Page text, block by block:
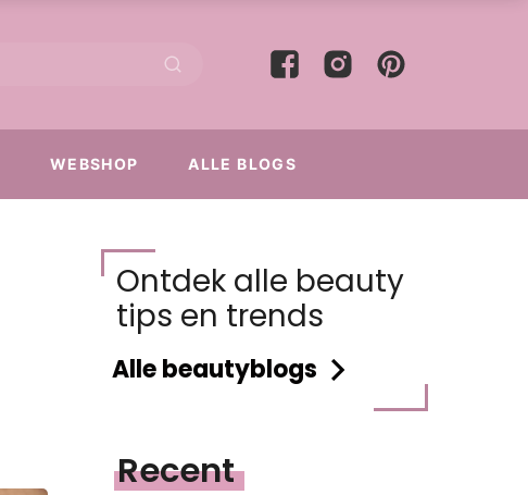
WEBSHOP ALLE BLOGS
Ontdek alle beauty
tips en trends
Alle beautyblogs
Recent